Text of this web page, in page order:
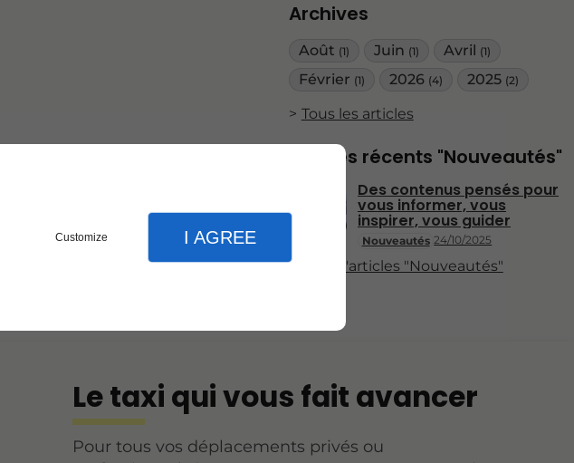
Customize I AGREE
Archives
Août (1) Juin (1) Avril (1)
Février (1) 2026 (4) 2025 (2)
Tous les articles
Articles récents "Nouveautés"
Nouveautés 24/10/2025
Des contenus pensés pour
vous informer, vous
inspirer, vous guider
Plus d'articles "Nouveautés"
Le taxi qui vous fait avancer
Pour tous vos déplacements privés ou